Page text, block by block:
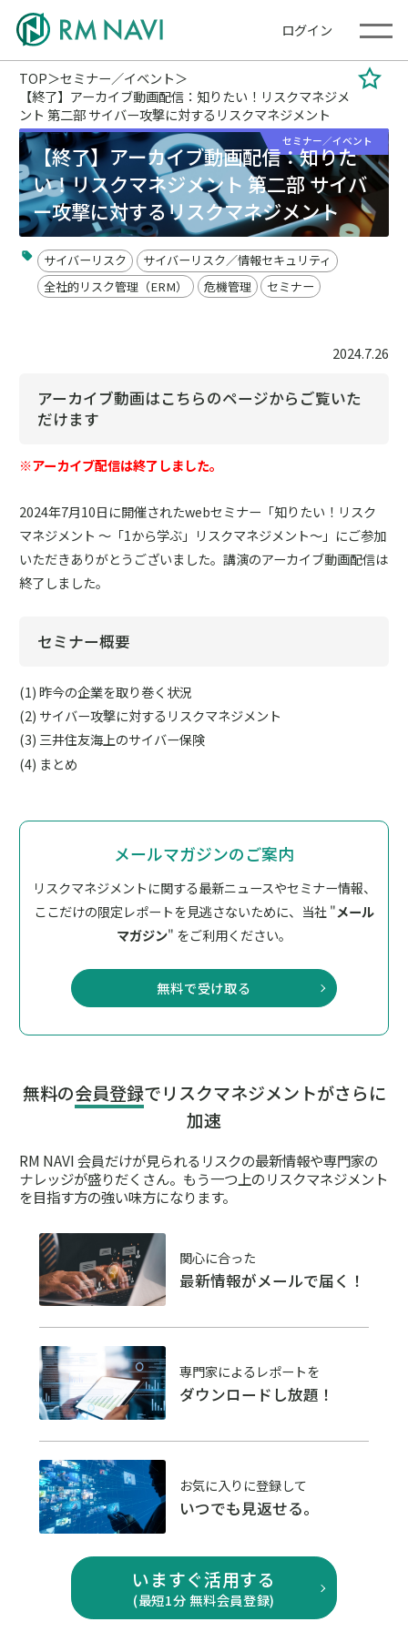
ログイン
TOP
セミナー／イベント
【終了】アーカイブ動画配信：知りたい！リスクマネジメ
ント 第二部 サイバー攻撃に対するリスクマネジメント
セミナー／イベント
【終了】アーカイブ動画配信：知りた
い！リスクマネジメント 第二部 サイバ
ー攻撃に対するリスクマネジメント
サイバーリスク
サイバーリスク／情報セキュリティ
全社的リスク管理（ERM）
危機管理 セミナー
2024.7.26
アーカイブ動画はこちらのページからご覧いた
だけます
※アーカイブ配信は終了しました。
2024年7月10日に開催されたwebセミナー「知りたい！リスク
マネジメント ～「1から学ぶ」リスクマネジメント～」にご参加
いただきありがとうございました。講演のアーカイブ動画配信は
終了しました。
セミナー概要
昨今の企業を取り巻く状況
サイバー攻撃に対するリスクマネジメント
三井住友海上のサイバー保険
まとめ
メールマガジンのご案内
リスクマネジメントに関する最新ニュースやセミナー情報、
ここだけの限定レポートを見逃さないために、 当社 "メール
マガジン" をご利用ください。
無料で受け取る
無料の会員登録でリスクマネジメントがさらに
加速
RM NAVI 会員だけが見られるリスクの最新情報や専門家の
ナレッジが盛りだくさん。 もう一つ上のリスクマネジメント
を目指す方の強い味方になります。
関心に合った
最新情報がメールで届く！
専門家によるレポートを
ダウンロードし放題！
お気に入りに登録して
いつでも見返せる。
いますぐ活用する
(最短1分 無料会員登録)